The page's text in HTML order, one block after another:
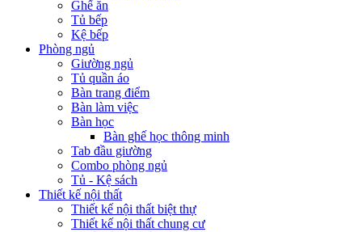
Ghế ăn
Tủ bếp
Kệ bếp
Phòng ngủ
Giường ngủ
Tủ quần áo
Bàn trang điểm
Bàn làm việc
Bàn học
Bàn ghế học thông minh
Tab đầu giường
Combo phòng ngủ
Tủ - Kệ sách
Thiết kế nội thất
Thiết kế nội thất biệt thự
Thiết kế nội thất chung cư